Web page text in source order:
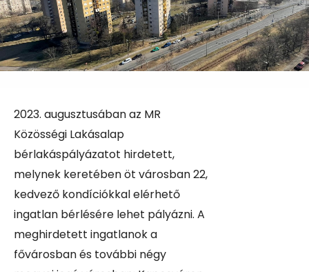
2023. augusztusában az MR
Közösségi Lakásalap
bérlakáspályázatot hirdetett,
melynek keretében öt városban 22,
kedvező kondíciókkal elérhető
ingatlan bérlésére lehet pályázni. A
meghirdetett ingatlanok a
fővárosban és további négy